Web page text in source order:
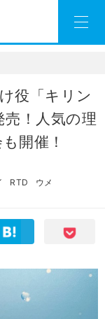
役「キリン
！人気の理
開催！
RTD
ウメ